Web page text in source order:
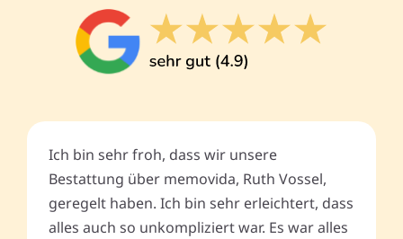
Ich bin sehr froh, dass wir unsere
Bestattung über memovida, Ruth Vossel,
geregelt haben. Ich bin sehr erleichtert, dass
alles auch so unkompliziert war. Es war alles